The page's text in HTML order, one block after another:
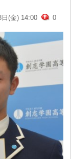
日(金) 14:00 0